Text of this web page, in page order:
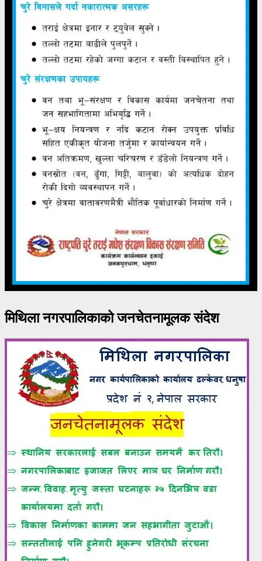
मिथिला नगरपालिकाको जनचेतनामूलक संदेश